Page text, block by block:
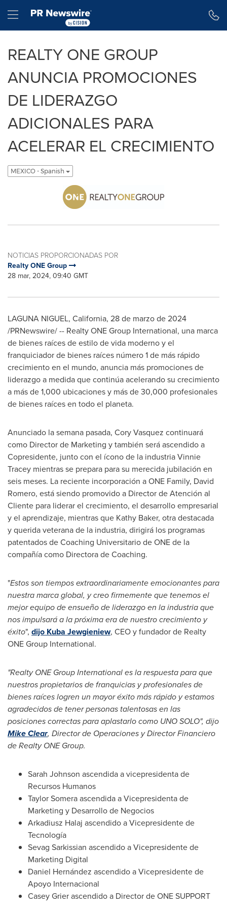
Hamburger menu
REALTY ONE GROUP
ANUNCIA PROMOCIONES
DE LIDERAZGO
ADICIONALES PARA
ACELERAR EL CRECIMIENTO
MEXICO - Spanish
NOTICIAS PROPORCIONADAS POR
Realty ONE Group
28 mar, 2024, 09:40 GMT
LAGUNA NIGUEL, California, 28 de marzo de 2024
/PRNewswire/ -- Realty ONE Group International, una marca
de bienes raíces de estilo de vida moderno y el
franquiciador de bienes raíces número 1 de más rápido
crecimiento en el mundo, anuncia más promociones de
liderazgo a medida que continúa acelerando su crecimiento
a más de 1,000 ubicaciones y más de 30,000 profesionales
de bienes raíces en todo el planeta.
Anunciado la semana pasada, Cory Vasquez continuará
como Director de Marketing y también será ascendido a
Copresidente, junto con el ícono de la industriaVinnie
Tracey mientras se prepara para su merecida jubilación en
seis meses. La reciente incorporación a ONE Family, David
Romero, está siendo promovido a Director de Atención al
Cliente para liderar el crecimiento, el desarrollo empresarial
y el aprendizaje, mientras que Kathy Baker, otra destacada
y querida veterana de la industria, dirigirá los programas
patentados de Coaching Universitario deONE de la
compañía como Directora de Coaching.
"Estos son tiempos extraordinariamente emocionantes para
nuestra marca global, y creo firmemente que tenemos el
mejor equipo de ensueño de liderazgo en la industria que
nos impulsará a la próxima era de nuestro crecimiento y
éxito", dijo Kuba Jewgieniew, CEO y fundador de Realty
ONE Group International.
"Realty ONE Group International es la respuesta para que
nuestros propietarios de franquicias y profesionales de
bienes raíces logren un mayor éxito más rápido y estamos
agradecidos de tener personas talentosas en las
posiciones correctas para aplastarlo como UNO SOLO", dijo
Mike Clear, Director de Operaciones y Director Financiero
de Realty ONE Group.
Sarah Johnson ascendida a vicepresidenta de
Recursos Humanos
Taylor Someraascendida a Vicepresidenta de
Marketing y Desarrollo de Negocios
Arkadiusz Halaj ascendido a Vicepresidente de
Tecnología
Sevag Sarkissian ascendido a Vicepresidente de
Marketing Digital
Daniel Hernández ascendido a Vicepresidente de
Apoyo Internacional
Casey Grierascendido a Director de ONE SUPPORT